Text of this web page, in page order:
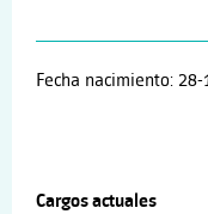
Fecha nacimiento:
Cargos actuales